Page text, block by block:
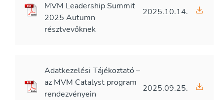
MVM Leadership Summit
2025 Autumn
résztvevőknek
2025.10.14.
Adatkezelési Tájékoztató –
az MVM Catalyst program
rendezvényein
2025.09.25.